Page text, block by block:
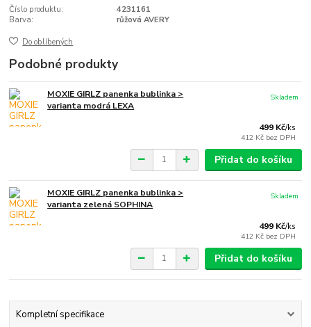
Číslo produktu:
4231161
Barva:
růžová AVERY
Do oblíbených
Podobné produkty
MOXIE GIRLZ panenka bublinka >
varianta modrá LEXA
499 Kč/ks
412 Kč bez DPH
Skladem
Přidat do košíku
MOXIE GIRLZ panenka bublinka >
varianta zelená SOPHINA
499 Kč/ks
412 Kč bez DPH
Skladem
Přidat do košíku
Kompletní specifikace